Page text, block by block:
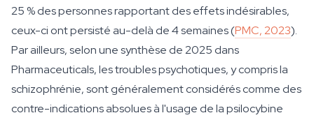
25 % des personnes rapportant des effets indésirables,
ceux-ci ont persisté au-delà de 4 semaines (PMC, 2023).
Par ailleurs, selon une synthèse de 2025 dans
Pharmaceuticals, les troubles psychotiques, y compris la
schizophrénie, sont généralement considérés comme des
contre-indications absolues à l'usage de la psilocybine